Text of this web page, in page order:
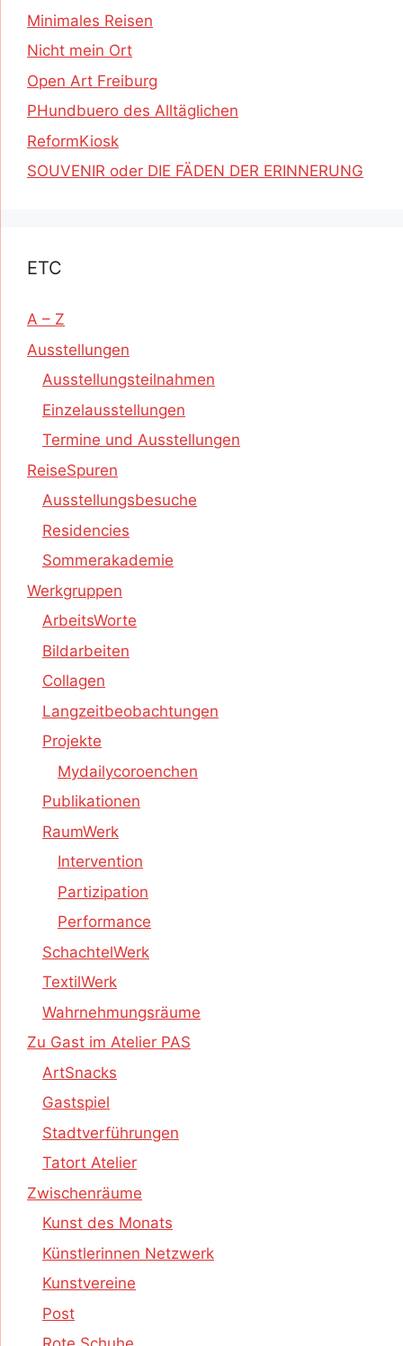
Minimales Reisen
Nicht mein Ort
Open Art Freiburg
PHundbuero des Alltäglichen
ReformKiosk
SOUVENIR oder DIE FÄDEN DER ERINNERUNG
ETC
A – Z
Ausstellungen
Ausstellungsteilnahmen
Einzelausstellungen
Termine und Ausstellungen
ReiseSpuren
Ausstellungsbesuche
Residencies
Sommerakademie
Werkgruppen
ArbeitsWorte
Bildarbeiten
Collagen
Langzeitbeobachtungen
Projekte
Mydailycoroenchen
Publikationen
RaumWerk
Intervention
Partizipation
Performance
SchachtelWerk
TextilWerk
Wahrnehmungsräume
Zu Gast im Atelier PAS
ArtSnacks
Gastspiel
Stadtverführungen
Tatort Atelier
Zwischenräume
Kunst des Monats
Künstlerinnen Netzwerk
Kunstvereine
Post